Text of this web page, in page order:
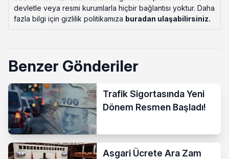
devletle veya resmi kurumlarla hiçbir bağlantısı yoktur. Daha
fazla bilgi için gizlilik politikamıza buradan ulaşabilirsiniz.
Benzer Gönderiler
Trafik Sigortasında Yeni
Dönem Resmen Başladı!
Asgari Ücrete Ara Zam